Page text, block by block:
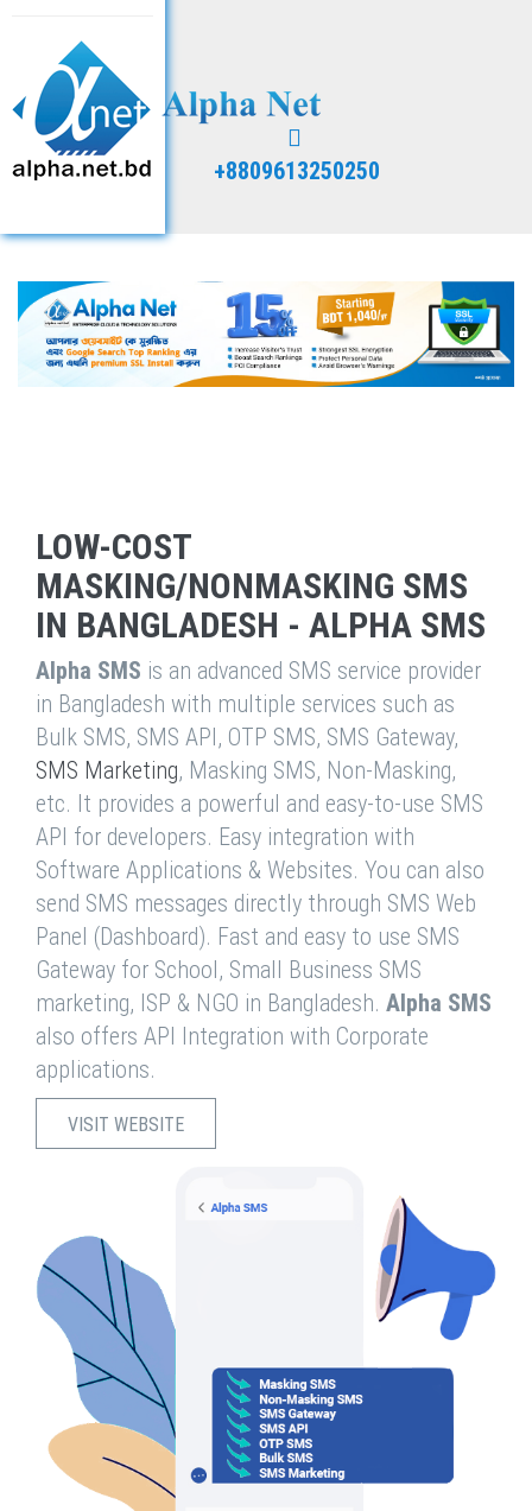
+8809613250250
LOW-COST
MASKING/NONMASKING SMS
IN BANGLADESH - ALPHA SMS
Alpha SMS is an advanced SMS service provider
in Bangladesh with multiple services such as
Bulk SMS, SMS API, OTP SMS, SMS Gateway,
SMS Marketing, Masking SMS, Non-Masking,
etc. It provides a powerful and easy-to-use SMS
API for developers. Easy integration with
Software Applications & Websites. You can also
send SMS messages directly through SMS Web
Panel (Dashboard). Fast and easy to use SMS
Gateway for School, Small Business SMS
marketing, ISP & NGO in Bangladesh. Alpha SMS
also offers API Integration with Corporate
applications.
VISIT WEBSITE